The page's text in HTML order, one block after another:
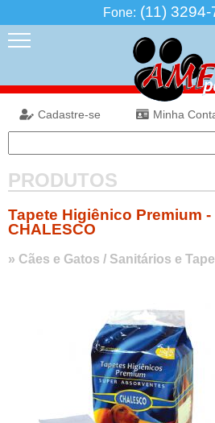
Fone: (11) 3294-
Cadastre-se Minha
PRODUTOS
Tapete Higiênico Premium -
CHALESCO
» Cães e Gatos / Sanitários e